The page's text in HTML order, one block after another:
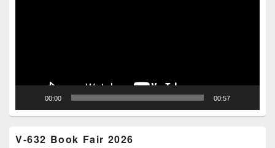
00:00 00:57
V-632 Book Fair 2026